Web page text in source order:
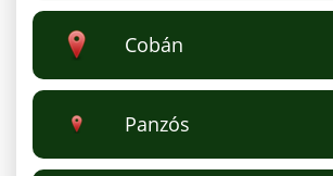
Cobán
Panzós